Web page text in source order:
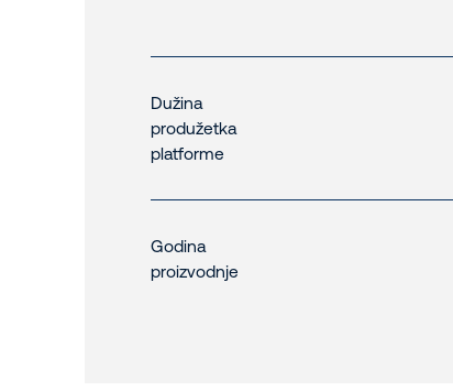
Dužina
produžetka
platforme
Godina
proizvodnje